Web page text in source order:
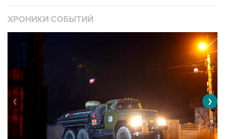
ХРОНИКИ СОБЫТИЙ
❮ ❯